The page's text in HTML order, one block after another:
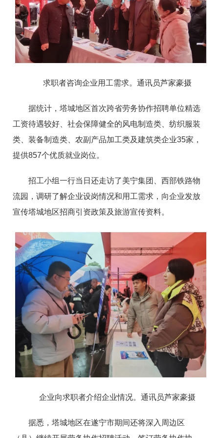
求职者咨询企业用工需求。通讯员芦家豪摄
据统计，塔城地区首次跨省劳务协作招聘单位精选
工资待遇较好、社会保障健全的风电制造类、纺织服装
类、装备制造类、农副产品加工类及建筑类企业35家，
提供857个优质就业岗位。
招工小组一行当日还走访了美宁集团、西部铁路物
流园，调研了解企业设岗情况和用工需求，向企业发放
宣传塔城地区招商引资政策及旅游宣传资料。
企业向求职者介绍企业情况。通讯员芦家豪摄
据悉，塔城地区在遂宁市期间还将深入周边区